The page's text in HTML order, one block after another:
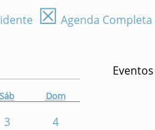
☒ Agenda Completa
Sáb Dom
3 4